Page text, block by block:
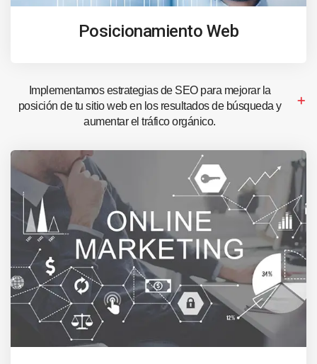
Posicionamiento Web
Implementamos estrategias de SEO para mejorar la
posición de tu sitio web en los resultados de búsqueda y
aumentar el tráfico orgánico.